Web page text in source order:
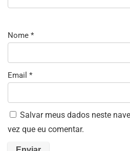
Nome *
Email *
Salvar meus dados neste
vez que eu comentar.